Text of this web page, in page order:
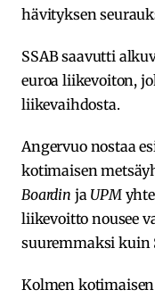
hävityksen
SSAB saavutti
euroa liikevoiton,
liikevaihdosta.
Angervuo nostaa
kotimaisen
Boardin ja UPM
liikevoitto nousee
suuremmaksi kuin
Kolmen